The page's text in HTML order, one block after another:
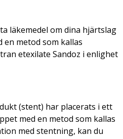
läkemedel om dina hjärtslag
en metod som kallas
etexilate Sandoz i enlighet
(stent) har placerats i ett
med en metod som kallas
med stentning, kan du